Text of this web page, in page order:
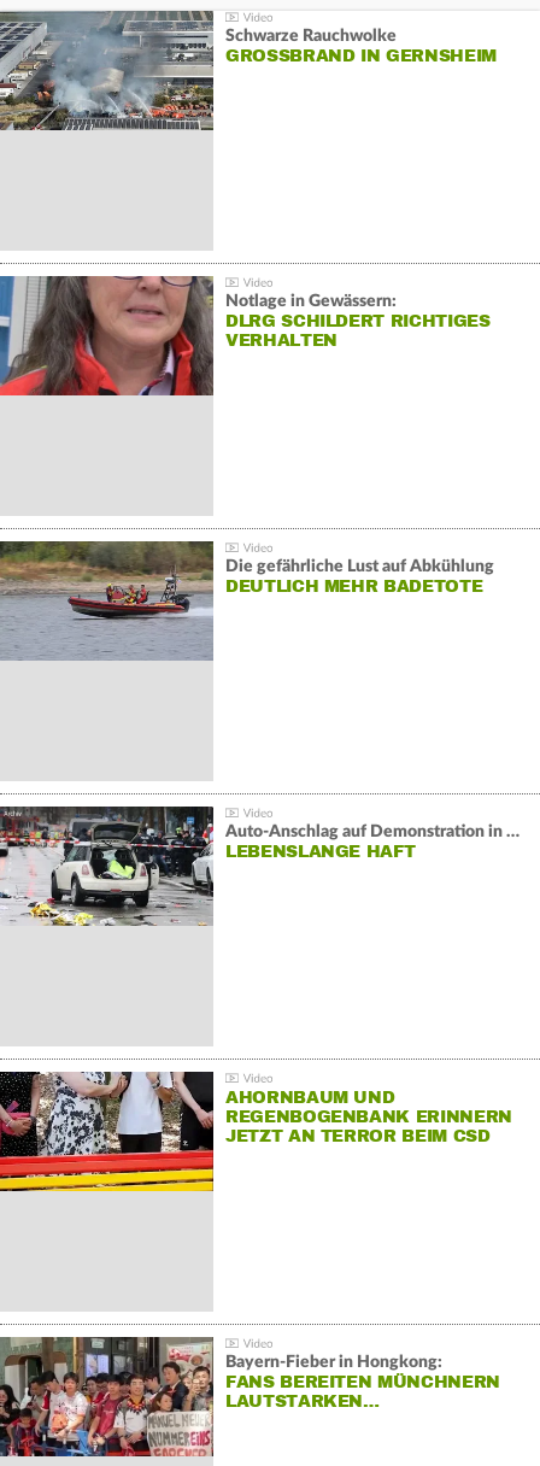
Schwarze Rauchwolke
GROSSBRAND IN GERNSHEIM
Notlage in Gewässern:
DLRG SCHILDERT RICHTIGES
VERHALTEN
Die gefährliche Lust auf Abkühlung
DEUTLICH MEHR BADETOTE
Auto-Anschlag auf Demonstration in München:
LEBENSLANGE HAFT
AHORNBAUM UND
REGENBOGENBANK ERINNERN
JETZT AN TERROR BEIM CSD
Bayern-Fieber in Hongkong:
FANS BEREITEN MÜNCHNERN
LAUTSTARKEN…